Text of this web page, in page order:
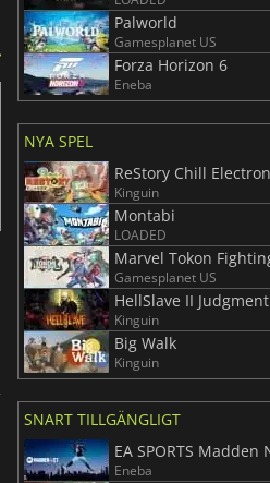
Palworld
Gamesplanet US
Forza Horizon 6
Eneba
NYA SPEL
ReStory Chill
Kinguin
Montabi
LOADED
Marvel Tokon
Gamesplanet US
HellSlave II
Kinguin
Big Walk
Kinguin
SNART TILLGÄNGLIGT
EA SPORTS Madden
Eneba